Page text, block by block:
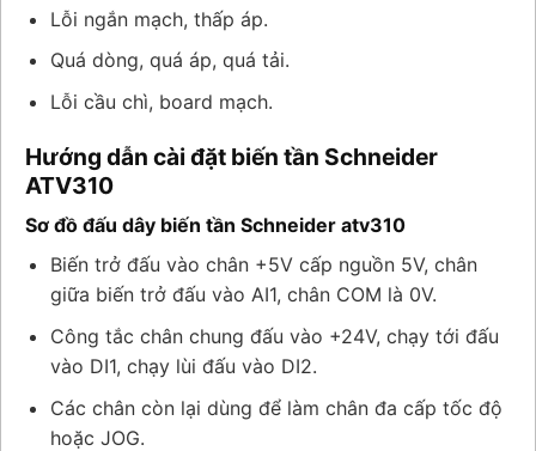
Lỗi ngắn mạch, thấp áp.
Quá dòng, quá áp, quá tải.
Lỗi cầu chì, board mạch.
Hướng dẫn cài đặt biến tần Schneider
ATV310
Sơ đồ đấu dây biến tần Schneider atv310
Biến trở đấu vào chân +5V cấp nguồn 5V, chân
giữa biến trở đấu vào AI1, chân COM là 0V.
Công tắc chân chung đấu vào +24V, chạy tới đấu
vào DI1, chạy lùi đấu vào DI2.
Các chân còn lại dùng để làm chân đa cấp tốc độ
hoặc JOG.